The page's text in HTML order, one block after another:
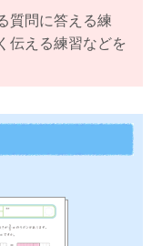
質問に答える練
伝える練習などを